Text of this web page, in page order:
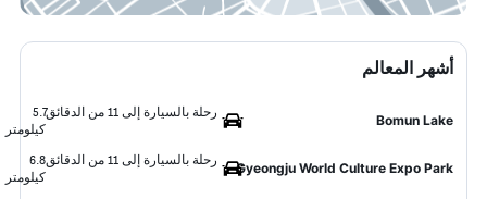
أشهر المعالم
Bomun Lake
رحلة بالسيارة إلى 11 من الدقائق
5.7
كيلومتر
Gyeongju World Culture Expo Park
رحلة بالسيارة إلى 11 من الدقائق
6.8
كيلومتر